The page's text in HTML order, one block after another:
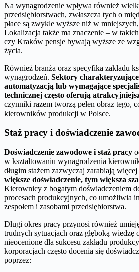
Na wynagrodzenie wpływa również
przedsiębiorstwach, zwłaszcza tych o
płace są zwykle wyższe niż w
Lokalizacja także ma znaczenie – w
czy Kraków pensje bywają wyższe ze
życia.
Również branża oraz specyfika zakładu
wynagrodzeń. Sektory
automatyzacją lub wymagające
technicznej często oferują
czynniki razem tworzą pełen obraz tego,
kierowników produkcji w Polsce.
Staż pracy i doświadczenie
Doświadczenie zawodowe i staż pracy
w kształtowaniu wynagrodzenia
długim stażem zazwyczaj zarabiają
większe doświadczenie, tym większa
Kierownicy z bogatym doświadczeniem
procesach produkcyjnych, co umożliwia
zespołem i zasobami przedsiębiorstwa.
Długi okres pracy przynosi również
trudnych sytuacjach oraz głęboką wiedzę
nieocenione dla sukcesu zakładu
korporacjach często docenia się
poprzez: